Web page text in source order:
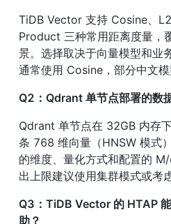
TiDB Vector 支持 Cosine、
Product 三种常用距离度量，
景。选择取决于向量模型和
通常使用 Cosine，部分中文模
Q2：Qdrant 单节点部署的数
Qdrant 单节点在 32GB 内存
条 768 维向量（HNSW 模式
的维度、量化方式和配置的
出上限建议使用集群模式或考
Q3：TiDB Vector 的 HTAP
助？